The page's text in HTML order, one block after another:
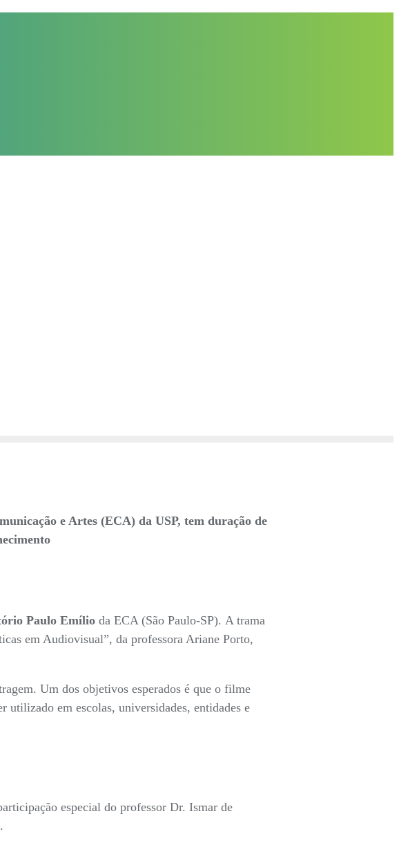
e Artes (ECA) da USP, tem duração de
Paulo Emílio da ECA (São Paulo-SP). A trama
em Audiovisual”, da professora Ariane Porto,
Um dos objetivos esperados é que o filme
utilizado em escolas, universidades, entidades e
especial do professor Dr. Ismar de